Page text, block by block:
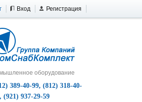
Вход Регистрация
оборудование
389-40-99, (812) 318-40-
(921) 937-29-59